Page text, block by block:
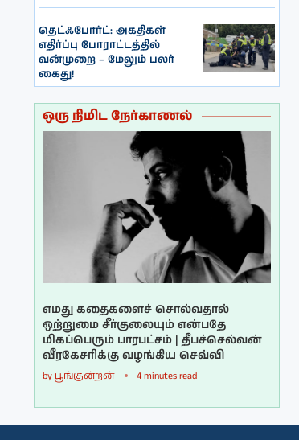
தெட்ஃபோர்ட்: அகதிகள்
எதிர்ப்பு போராட்டத்தில்
வன்முறை – மேலும் பலர்
கைது!
ஒரு நிமிட நேர்காணல்
எமது கதைகளைச் சொல்வதால்
ஒற்றுமை சீர்குலையும் என்பதே
மிகப்பெரும் பாரபட்சம் | தீபச்செல்வன்
வீரகேசரிக்கு வழங்கிய செவ்வி
by பூங்குன்றன் 4 minutes read